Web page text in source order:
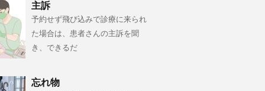
主訴
予約せず飛び込みで診療に来られ
た場合は、患者さんの主訴を聞
き、できるだ
忘れ物